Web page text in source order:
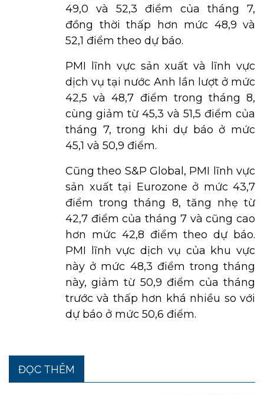
49,0 và 52,3 điểm của tháng 7,
đồng thời thấp hơn mức 48,9 và
52,1 điểm theo dự báo.
PMI lĩnh vực sản xuất và lĩnh vực
dịch vụ tại nước Anh lần lượt ở mức
42,5 và 48,7 điểm trong tháng 8,
cùng giảm từ 45,3 và 51,5 điểm của
tháng 7, trong khi dự báo ở mức
45,1 và 50,9 điểm.
Cũng theo S&P Global, PMI lĩnh vực
sản xuất tại Eurozone ở mức 43,7
điểm trong tháng 8, tăng nhẹ từ
42,7 điểm của tháng 7 và cũng cao
hơn mức 42,8 điểm theo dự báo.
PMI lĩnh vực dịch vụ của khu vực
này ở mức 48,3 điểm trong tháng
này, giảm từ 50,9 điểm của tháng
trước và thấp hơn khá nhiều so với
dự báo ở mức 50,6 điểm.
ĐỌC THÊM